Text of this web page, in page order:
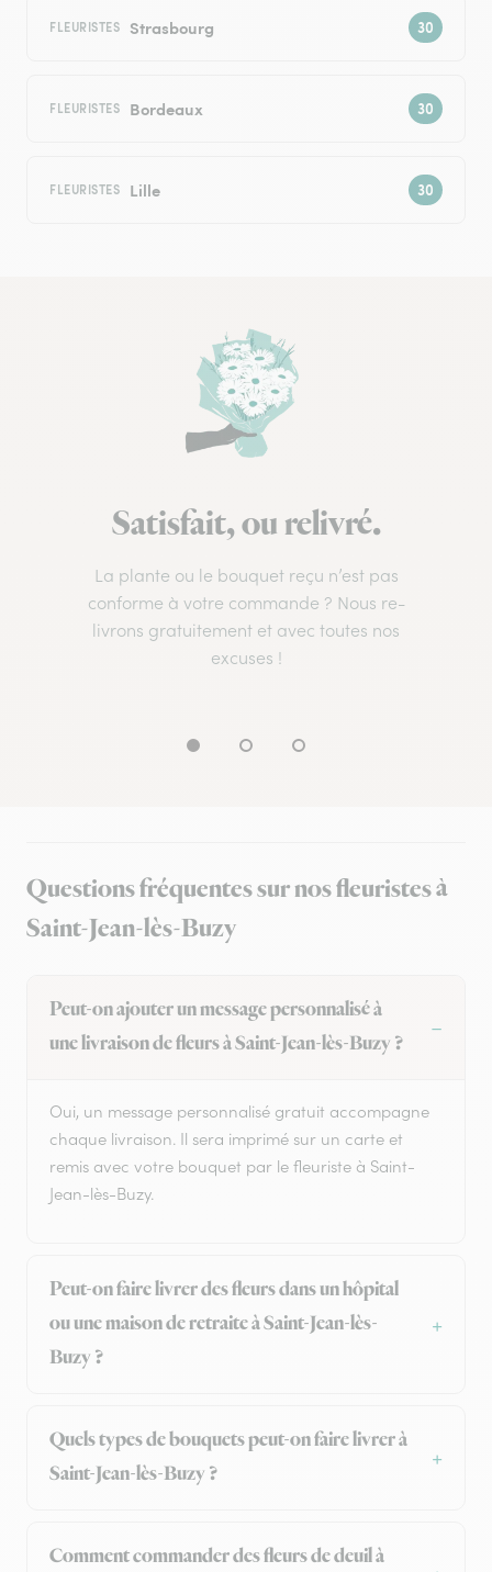
FLEURISTES Strasbourg
FLEURISTES Bordeaux
FLEURISTES Lille
Satisfait, ou relivré.
La plante ou le bouquet reçu n’est pas
conforme à votre commande ? Nous re-
livrons gratuitement et avec toutes nos
excuses !
Questions fréquentes sur nos fleuristes à
Saint-Jean-lès-Buzy
Peut-on ajouter un message personnalisé à
une livraison de fleurs à Saint-Jean-lès-Buzy ?
Oui, un message personnalisé gratuit accompagne
chaque livraison. Il sera imprimé sur un carte et
remis avec votre bouquet par le fleuriste à Saint-
Jean-lès-Buzy.
Peut-on faire livrer des fleurs dans un hôpital
ou une maison de retraite à Saint-Jean-lès-
Buzy ?
Quels types de bouquets peut-on faire livrer à
Saint-Jean-lès-Buzy ?
Comment commander des fleurs de deuil à